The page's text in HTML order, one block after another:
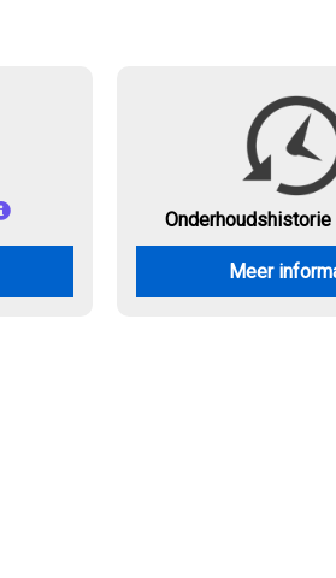
Onderhoudshistorie
Meer